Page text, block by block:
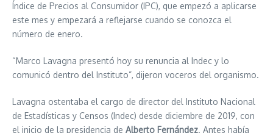
Índice de Precios al Consumidor (IPC), que empezó a aplicarse
este mes y empezará a reflejarse cuando se conozca el
número de enero.
“Marco Lavagna presentó hoy su renuncia al Indec y lo
comunicó dentro del Instituto”, dijeron voceros del organismo.
Lavagna ostentaba el cargo de director del Instituto Nacional
de Estadísticas y Censos (Indec) desde diciembre de 2019, con
el inicio de la presidencia de Alberto Fernández. Antes había